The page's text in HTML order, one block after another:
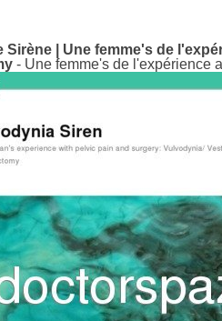
Sirène | Une femme's de
- Une femme's de l'expérience